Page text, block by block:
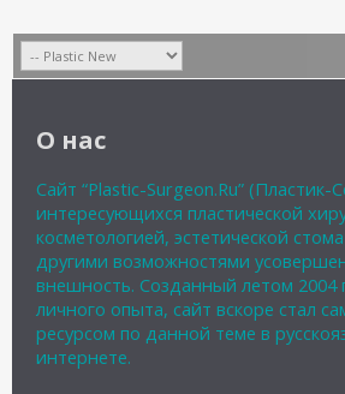
О нас
Сайт “Plastic-Surgeon.Ru”
интересующихся пластической
косметологией, эстетической
другими возможностями
внешность. Созданный летом 2004
личного опыта, сайт вскоре стал
ресурсом по данной теме в
интернете.